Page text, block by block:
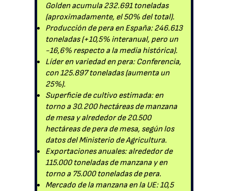
Golden acumula 232.691 toneladas
(aproximadamente, el 50% del total).
Producción de pera en España: 246.613
toneladas (+10,5% interanual, pero un
-16,6% respecto a la media histórica).
Líder en variedad en pera: Conferencia,
con 125.897 toneladas (aumenta un
25%).
Superficie de cultivo estimada: en
torno a 30.200 hectáreas de manzana
de mesa y alrededor de 20.500
hectáreas de pera de mesa, según los
datos del Ministerio de Agricultura.
Exportaciones anuales: alrededor de
115.000 toneladas de manzana y en
torno a 75.000 toneladas de pera.
Mercado de la manzana en la UE: 10,5